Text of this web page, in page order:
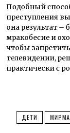
Подобный
преступления
она результат
мракобесие и
чтобы
телевидении,
практически с
ДЕТИ